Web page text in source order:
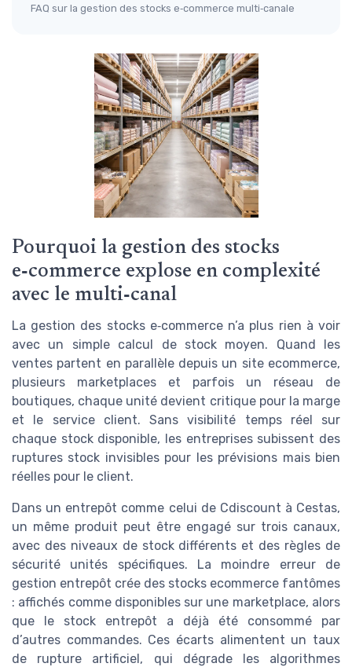
FAQ sur la gestion des stocks e‑commerce multi‑canale
Pourquoi la gestion des stocks
e‑commerce explose en complexité
avec le multi‑canal
La gestion des stocks e‑commerce n’a plus rien à voir
avec un simple calcul de stock moyen. Quand les
ventes partent en parallèle depuis un site ecommerce,
plusieurs marketplaces et parfois un réseau de
boutiques, chaque unité devient critique pour la marge
et le service client. Sans visibilité temps réel sur
chaque stock disponible, les entreprises subissent des
ruptures stock invisibles pour les prévisions mais bien
réelles pour le client.
Dans un entrepôt comme celui de Cdiscount à Cestas,
un même produit peut être engagé sur trois canaux,
avec des niveaux de stock différents et des règles de
sécurité unités spécifiques. La moindre erreur de
gestion entrepôt crée des stocks ecommerce fantômes
: affichés comme disponibles sur une marketplace, alors
que le stock entrepôt a déjà été consommé par
d’autres commandes. Ces écarts alimentent un taux
de rupture artificiel, qui dégrade les algorithmes